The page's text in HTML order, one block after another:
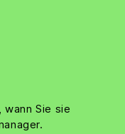
wann Sie sie